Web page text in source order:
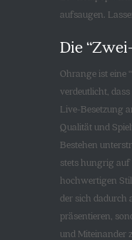
aufsaugen.
Die
Ohrange ist eine
verdeutlicht,
Live-Besetzung
Qualität und
Bestehen
stets hungrig auf
hochwertigen
der sich dadurch
präsentieren,
und Miteinander